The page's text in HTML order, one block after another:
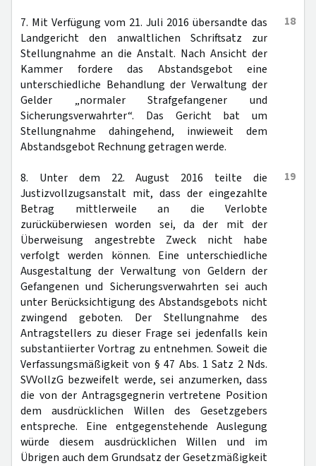
18
7. Mit Verfügung vom 21. Juli 2016 übersandte das
Landgericht den anwaltlichen Schriftsatz zur
Stellungnahme an die Anstalt. Nach Ansicht der
Kammer fordere das Abstandsgebot eine
unterschiedliche Behandlung der Verwaltung der
Gelder „normaler Strafgefangener und
Sicherungsverwahrter“. Das Gericht bat um
Stellungnahme dahingehend, inwieweit dem
Abstandsgebot Rechnung getragen werde.
19
8. Unter dem 22. August 2016 teilte die
Justizvollzugsanstalt mit, dass der eingezahlte
Betrag mittlerweile an die Verlobte
zurücküberwiesen worden sei, da der mit der
Überweisung angestrebte Zweck nicht habe
verfolgt werden können. Eine unterschiedliche
Ausgestaltung der Verwaltung von Geldern der
Gefangenen und Sicherungsverwahrten sei auch
unter Berücksichtigung des Abstandsgebots nicht
zwingend geboten. Der Stellungnahme des
Antragstellers zu dieser Frage sei jedenfalls kein
substantiierter Vortrag zu entnehmen. Soweit die
Verfassungsmäßigkeit von § 47 Abs. 1 Satz 2 Nds.
SVVollzG bezweifelt werde, sei anzumerken, dass
die von der Antragsgegnerin vertretene Position
dem ausdrücklichen Willen des Gesetzgebers
entspreche. Eine entgegenstehende Auslegung
würde diesem ausdrücklichen Willen und im
Übrigen auch dem Grundsatz der Gesetzmäßigkeit